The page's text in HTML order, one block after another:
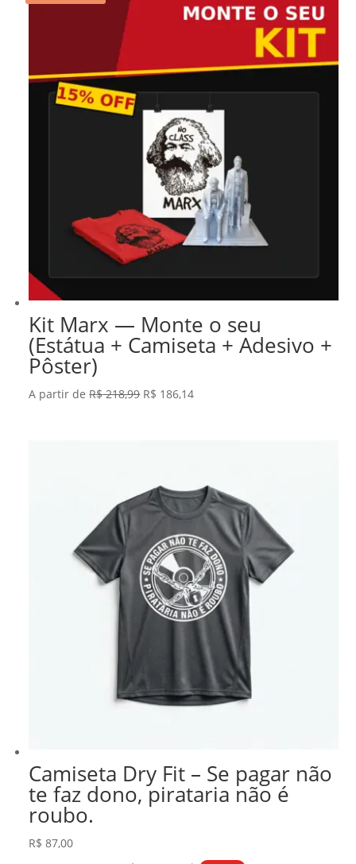
Kit Marx — Monte o seu
(Estátua + Camiseta + Adesivo +
Pôster)
A partir deR$218,99 O
R$ 186,14O
Camiseta Dry Fit – Se pagar não
te faz dono, pirataria não é
roubo.
R$ 87,00